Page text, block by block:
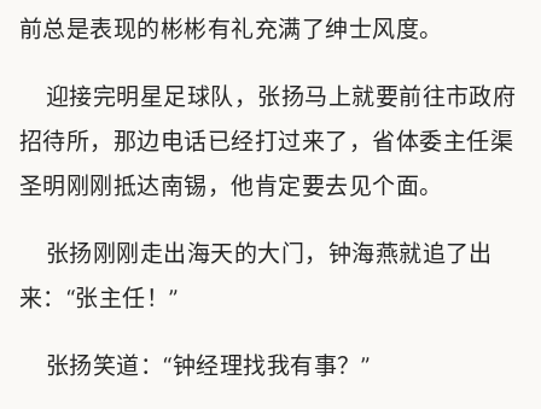
前总是表现的彬彬有礼充满了绅士风度。
迎接完明星足球队，张扬马上就要前往市政府
招待所，那边电话已经打过来了，省体委主任渠
圣明刚刚抵达南锡，他肯定要去见个面。
张扬刚刚走出海天的大门，钟海燕就追了出
来：“张主任！”
张扬笑道：“钟经理找我有事？”